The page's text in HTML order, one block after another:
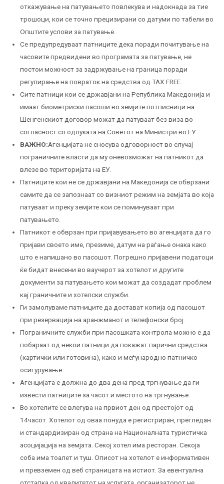
откажување на патувањето повлекува и надокнада за тие
трошоци, кои се точно прецизирани со датуми по табели во
Општите услови за патување.
Се предупредуваат патниците дека поради почитување на
часовите предвидени во програмата за патување, не
постои можност за задржување на граница поради
регулирање на повраток на средства од TAX FREE.
Сите патници кои се државјани на Република Македонија и
имаат биометриски пасоши во земјите потписници на
Шенгенскиот договор можат да патуваат без виза во
согласност со одлуката на Советот на Министри во ЕУ.
ВАЖНО:Агенцијата не сносува одговорност во случај
пограничните власти да му оневозможат на патникот да
влезе во територијата на ЕУ.
Патниците кои не се државјани на Македонија се обврзани
самите да се запознаат со визниот режим на земјата во која
патуваат и преку земјите кои се поминуваат при
патувањето.
Патникот е обврзан при пријавувањето во агенцијата да го
пријави своето име, презиме, датум на раѓање онака како
што е напишано во пасошот. Погрешно пријавени податоци
ќе бидат внесени во ваучерот за хотелот и другите
документи за патувањето кои можат да создадат проблем
кај граничните и хотелски служби.
Ги замолуваме патниците да достават копија од пасошот
при резервација на аранжманот и телефонски број.
Пограничните служби при пасошката контрола можно е да
побараат од некои патници да покажат парични средства
(картички или готовина), како и меѓународно патничко
осигурување.
Агенцијата е должна до два дена пред тргнување да ги
извести патниците за часот и местото на тргнување.
Во хотелите се влегува на првиот ден од престојот од
14часот. Хотелот од оваа понуда е регистриран, прегледан
и стандардизиран од страна на Националната туристичка
асоцијација на земјата. Секој хотел има ресторан. Секоја
соба има тоалет и туш. Описот на хотелот е информативен
и превземен од веб страницата на истиот. За евентуална
отстапка од квалитетот на услугата, организаторот не